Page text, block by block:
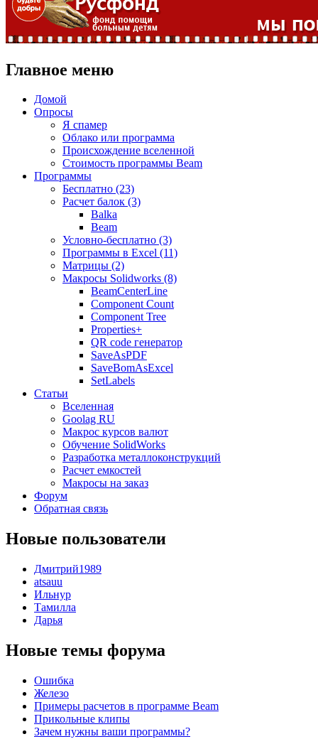
Главное меню
Домой
Опросы
Я спамер
Облако или программа
Происхождение вселенной
Стоимость программы Beam
Программы
Бесплатно (23)
Расчет балок (3)
Balka
Beam
Условно-бесплатно (3)
Программы в Excel (11)
Матрицы (2)
Макросы Solidworks (8)
BeamCenterLine
Component Count
Component Tree
Properties+
QR code генератор
SaveAsPDF
SaveBomAsExcel
SetLabels
Статьи
Вселенная
Goolag RU
Макрос курсов валют
Обучение SolidWorks
Разработка металлоконструкций
Расчет емкостей
Макросы на заказ
Форум
Обратная связь
Новые пользователи
Дмитрий1989
atsauu
Ильнур
Тамилла
Дарья
Новые темы форума
Ошибка
Железо
Примеры расчетов в программе Beam
Прикольные клипы
Зачем нужны ваши программы?